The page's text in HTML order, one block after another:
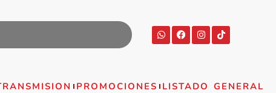
PROMOCIONES LISTADO GENERAL